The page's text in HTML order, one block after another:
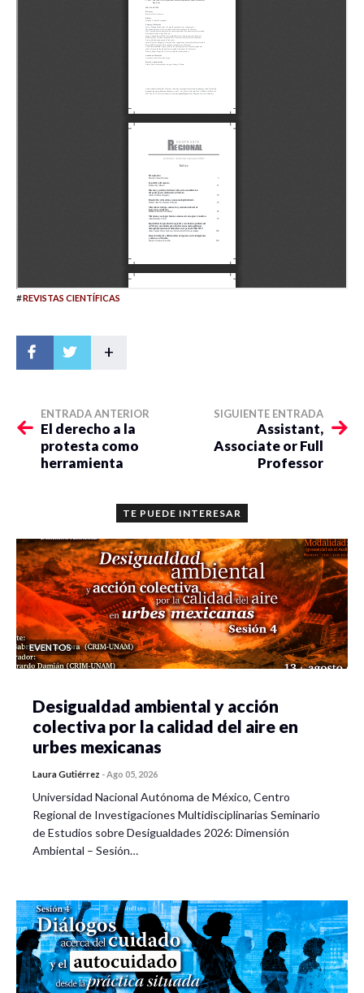
#REVISTAS CIENTÍFICAS
+
ENTRADA ANTERIOR
El derecho a la
protesta como
herramienta
SIGUIENTE ENTRADA
Assistant,
Associate or Full
Professor
TE PUEDE INTERESAR
EVENTOS
Desigualdad ambiental y acción
colectiva por la calidad del aire en
urbes mexicanas
Laura Gutiérrez -Ago 05, 2026
Universidad Nacional Autónoma de México, Centro
Regional de Investigaciones Multidisciplinarias Seminario
de Estudios sobre Desigualdades 2026: Dimensión
Ambiental – Sesión…